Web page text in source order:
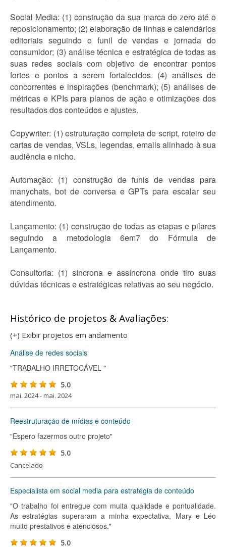
Social Media: (1) construção da sua marca do zero até o
reposicionamento; (2) elaboração de linhas e calendários
editoriais seguindo o funil de vendas e jornada do
consumidor; (3) análise técnica e estratégica de todas as
suas redes sociais com objetivo de encontrar pontos
fortes e pontos a serem fortalecidos. (4) análises de
concorrentes e inspirações (benchmark); (5) análises de
métricas e KPIs para planos de ação e otimizações dos
resultados dos conteúdos e ajustes.
Copywriter: (1) estruturação completa de script, roteiro de
cartas de vendas, VSLs, legendas, emails alinhado à sua
audiência e nicho.
Automação: (1) construção de funis de vendas para
manychats, bot de conversa e GPTs para escalar seu
atendimento.
Lançamento: (1) construção de todas as etapas e pilares
seguindo a metodologia 6em7 do Fórmula de
Lançamento.
Consultoria: (1) síncrona e assíncrona onde tiro suas
dúvidas técnicas e estratégicas relativas ao seu negócio.
Histórico de projetos & Avaliações:
(+) Exibir projetos em andamento
Análise de redes sociais
"TRABALHO IRRETOCÁVEL "
5.0
mai. 2024 - mai. 2024
Reestruturação de mídias e conteúdo
"Espero fazermos outro projeto"
5.0
Cancelado
Especialista em social media para estratégia de conteúdo
"O trabalho foi entregue com muita qualidade e pontualidade.
As estratégias superaram a minha expectativa, Mary e Léo
muito prestativos e atenciosos."
5.0